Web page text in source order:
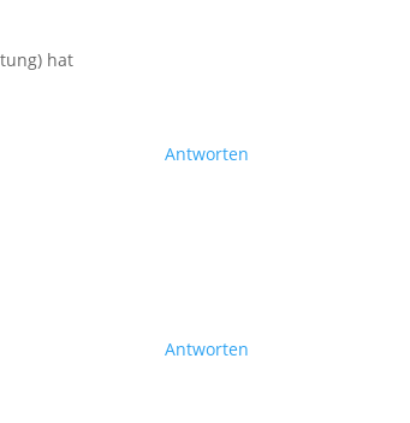
hat
Antworten
Antworten